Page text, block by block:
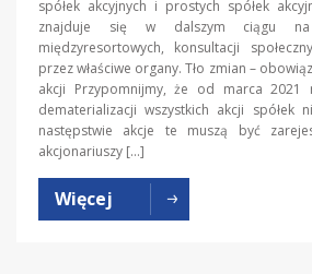
spółek akcyjnych i prostych spółek
znajduje się w dalszym ciągu na
międzyresortowych, konsultacji
przez właściwe organy. Tło zmian –
akcji Przypomnijmy, że od marca 2021
dematerializacji wszystkich akcji spółek
następstwie akcje te muszą być
akcjonariuszy […]
Więcej